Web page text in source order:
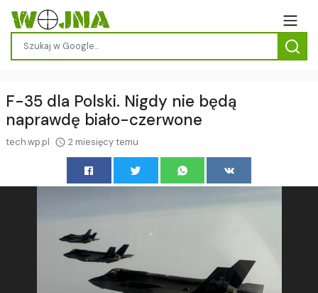
F-35 dla Polski. Nigdy nie będą
naprawdę biało-czerwone
tech.wp.pl 2 miesięcy temu